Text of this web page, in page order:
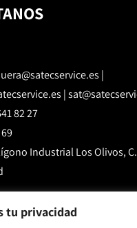
tu privacidad
|
|
82 27
Industrial Los Olivos,